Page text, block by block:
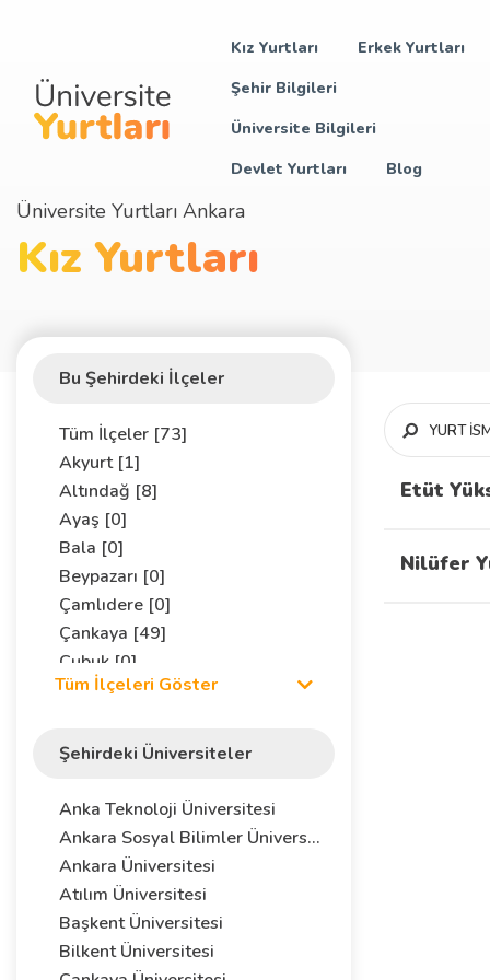
Kız Yurtları
Erkek Yurtları
Şehir Bilgileri
Üniversite Bilgileri
Devlet Yurtları
Blog
Üniversite Yurtları Ankara
Kız Yurtları
Bu Şehirdeki İlçeler
Tüm İlçeler [73]
Akyurt [1]
Altındağ [8]
Ayaş [0]
Bala [0]
Beypazarı [0]
Çamlıdere [0]
Çankaya [49]
Çubuk [0]
Elmadağ [0]
Evren [0]
Gölbaşı [3]
Güdül [0]
Haymana [0]
Kalecik [0]
Kazan [0]
Keçiören [2]
Kızılcahamam [0]
Tüm İlçeleri Göster
Şehirdeki Üniversiteler
Anka Teknoloji Üniversitesi
Ankara Sosyal Bilimler Üniversitesi
Ankara Üniversitesi
Atılım Üniversitesi
Başkent Üniversitesi
Bilkent Üniversitesi
Etüt
Nilüfer